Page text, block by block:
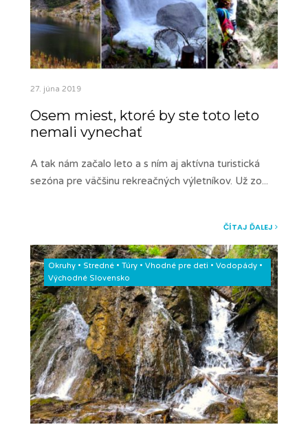
27. júna 2019
Osem miest, ktoré by ste toto leto
nemali vynechať
A tak nám začalo leto a s ním aj aktívna turistická
sezóna pre väčšinu rekreačných výletníkov. Už zo...
ČÍTAJ ĎALEJ
Okruhy • Stredné • Túry • Vhodné pre deti • Vodopády •
Východné Slovensko